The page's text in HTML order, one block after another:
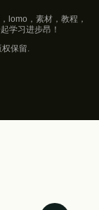
lomo，素材，教程，
学习进步昂！
保留.